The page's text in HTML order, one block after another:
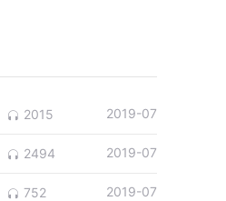
2015 2019-07
2494 2019-07
752 2019-07